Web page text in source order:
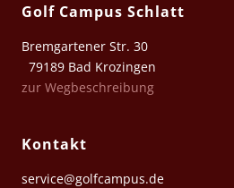
Golf Campus Schlatt
Bremgartener Str. 30
79189 Bad Krozingen
zur Wegbeschreibung
Kontakt
service@golfcampus.de